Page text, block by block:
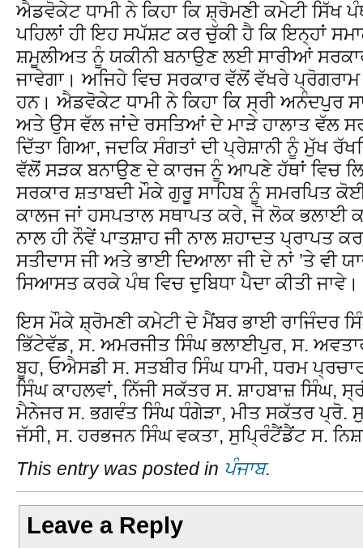
ਐਡਵੋਕੇਟ ਧਾਮੀ ਨੇ ਕਿਹਾ ਕਿ ਸ਼੍ਰੋਮਣੀ ਕਮੇਟੀ ਸਿੱਖ
ਪਹਿਲਾਂ ਹੀ ਇਹ ਸਪੱਸ਼ਟ ਕਰ ਚੁੱਕੀ ਹੈ ਕਿ ਇਨ੍ਹਾਂ
ਸ਼ਮੂਲੀਅਤ ਨੂੰ ਯਕੀਨੀ ਬਨਾਉਣ ਲਈ ਸਾਰੀਆਂ
ਜਾਵੇਗਾ। ਅਜਿਹੇ ਵਿਚ ਸਰਕਾਰ ਵੱਲੋਂ ਵੱਖਰੇ
ਹਨ। ਐਡਵੋਕੇਟ ਧਾਮੀ ਨੇ ਕਿਹਾ ਕਿ ਸ੍ਰੀ ਅਨੰਦਪੁਰ
ਅਤੇ ਉਸ ਵੱਲ ਜਾਂਦੇ ਰਸਤਿਆਂ ਦੇ ਮਾੜੇ ਹਾਲਾਤ ਵੱਲ
ਦਿੱਤਾ ਗਿਆ, ਜਦਕਿ ਸੰਗਤਾਂ ਦੀ ਪ੍ਰੇਸ਼ਾਨੀ ਨੂੰ ਮੁੱਖ
ਵੱਲੋਂ ਸੜਕ ਬਨਾਉਣ ਦੇ ਕਾਰਜ ਨੂੰ ਆਪਣੇ ਹੱਥਾਂ ਵਿਚ
ਸਰਕਾਰ ਸ਼ਤਾਬਦੀ ਮੌਕੇ ਗੁਰੂ ਸਾਹਿਬ ਨੂੰ ਸਮਰਪਿਤ
ਕਾਲਜ ਜਾਂ ਹਸਪਤਾਲ ਸਥਾਪਤ ਕਰੇ, ਜੋ ਲੋਕ ਭਲਾਈ
ਨਾਲ ਹੀ ਨੌਵੇਂ ਪਾਤਸ਼ਾਹ ਜੀ ਨਾਲ ਸ਼ਹਾਦਤ ਪ੍ਰਾਪਤ
ਸਤੀਦਾਸ ਜੀ ਅਤੇ ਭਾਈ ਦਿਆਲਾ ਜੀ ਦੇ ਨਾਂ ’ਤੇ ਵੀ
ਸਿਆਸਤ ਕਰਕੇ ਪੰਥ ਵਿਚ ਦੁਬਿਧਾ ਪੈਦਾ ਕੀਤੀ ਜਾਵੇ।
ਇਸ ਮੌਕੇ ਸ਼੍ਰੋਮਣੀ ਕਮੇਟੀ ਦੇ ਮੈਂਬਰ ਭਾਈ ਰਾਜਿੰਦਰ
ਭਿੱਟੇਵੱਡ, ਸ. ਅਮਰਜੀਤ ਸਿੰਘ ਭਲਾਈਪੁਰ, ਸ.
ਬੂਹ, ਓਐਸਡੀ ਸ. ਸਤਬੀਰ ਸਿੰਘ ਧਾਮੀ, ਧਰਮ
ਸਿੰਘ ਕਾਹਲਵਾਂ, ਨਿੱਜੀ ਸਕੱਤਰ ਸ. ਸ਼ਾਹਬਾਜ਼ ਸਿੰਘ,
ਮੈਨੇਜਰ ਸ. ਭਗਵੰਤ ਸਿੰਘ ਧੰਗੇੜਾ, ਮੀਤ ਸਕੱਤਰ ਪ੍ਰੋ.
ਜੱਸੀ, ਸ. ਹਰਭਜਨ ਸਿੰਘ ਵਕਤਾ, ਸੁਪ੍ਰਿੰਟੈਂਡੈਂਟ ਸ.
This entry was posted in ਪੰਜਾਬ.
Leave a Reply